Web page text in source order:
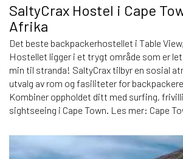
SaltyCrax Hostel i Cape
Afrika
Det beste backpackerhostellet i Table
Hostellet ligger i et trygt område som er
min til stranda! SaltyCrax tilbyr en sosial
utvalg av rom og fasiliteter for
Kombiner oppholdet ditt med surfing,
sightseeing i Cape Town. Les mer: Cape